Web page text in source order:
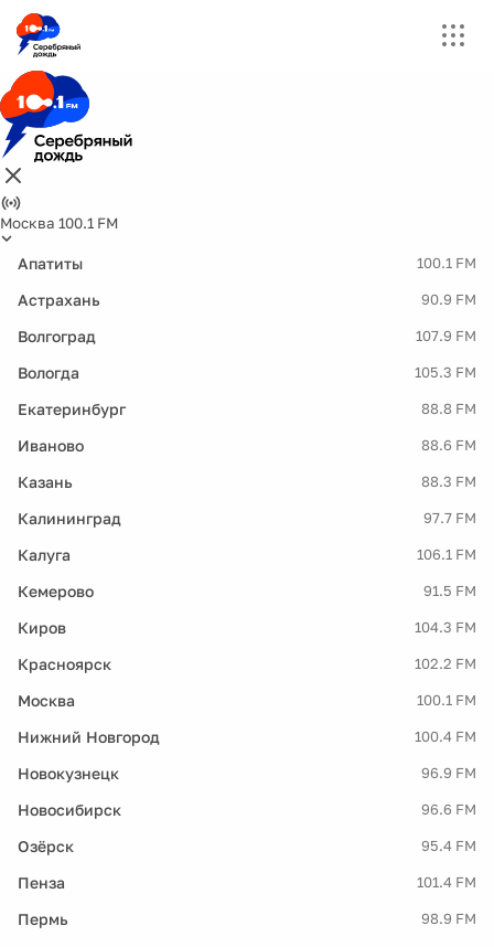
Москва 100.1 FM
Апатиты 100.1 FM
Астрахань 90.9 FM
Волгоград 107.9 FM
Вологда 105.3 FM
Екатеринбург 88.8 FM
Иваново 88.6 FM
Казань 88.3 FM
Калининград 97.7 FM
Калуга 106.1 FM
Кемерово 91.5 FM
Киров 104.3 FM
Красноярск 102.2 FM
Москва 100.1 FM
Нижний Новгород 100.4 FM
Новокузнецк 96.9 FM
Новосибирск 96.6 FM
Озёрск 95.4 FM
Пенза 101.4 FM
Пермь 98.9 FM